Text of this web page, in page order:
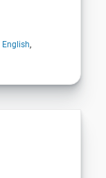
English,